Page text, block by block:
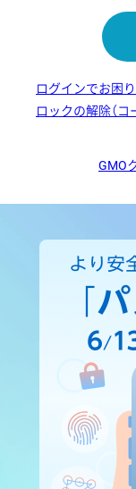
ログインでお困
ロックの解除（
GMO